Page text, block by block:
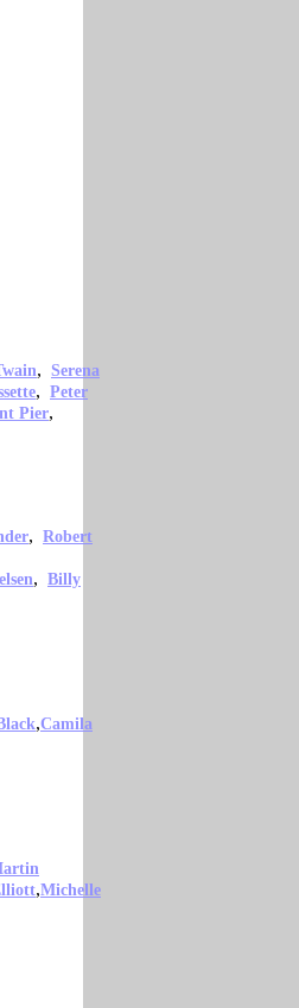
, Serena
, Peter
Pier,
, Robert
, Billy
,Camila
,Michelle